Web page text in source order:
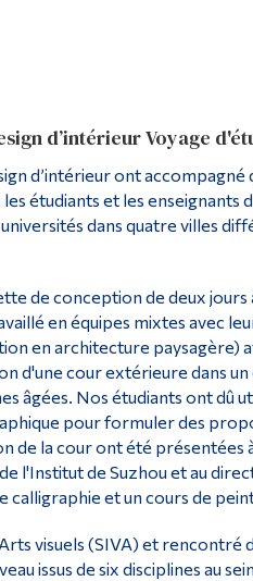
d’intérieur Voyage
d’intérieur ont
étudiants et les
dans quatre villes
de conception de deux
en équipes mixtes avec
en architecture paysagère)
d'une cour extérieure dans
âgées. Nos étudiants ont dû
pour formuler des
de la cour ont été présentées
l'Institut de Suzhou et au
calligraphie et un cours de
visuels (SIVA) et rencontré
issus de six disciplines au
Programmes
Formation
Admissions
Futurs
Étudiants
Corps
Diplômé·es